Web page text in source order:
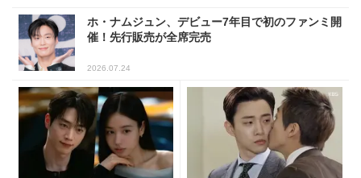
ホ・ナムジュン、デビュー7年目で初のファンミ開
催！先行販売が全席完売
2026.07.24